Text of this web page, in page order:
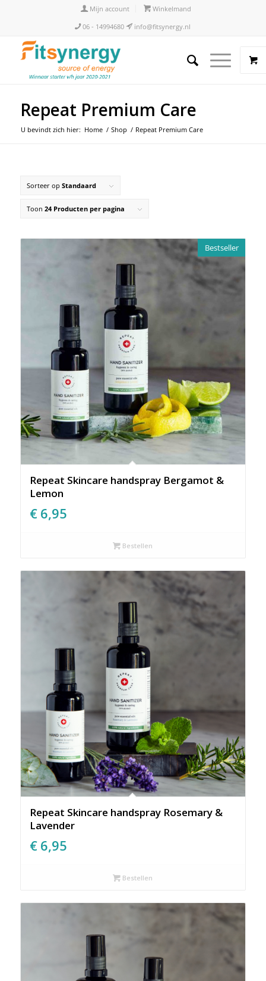
Mijn account
Winkelmand
06 - 14994680
info@fitsynergy.nl
Repeat Premium Care
U bevindt zich hier: Home / Shop / Repeat Premium Care
Sorteer op Standaard
Toon 24 Producten per pagina
Bestseller
Repeat Skincare handspray Bergamot &
Lemon
€ 6,95
Bestellen
Repeat Skincare handspray Rosemary &
Lavender
€ 6,95
Bestellen